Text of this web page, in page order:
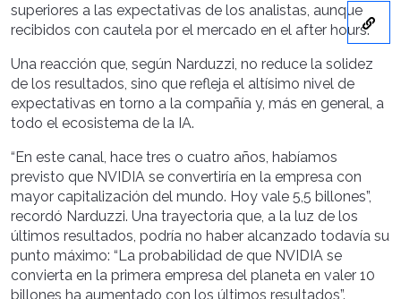
superiores a las expectativas de los analistas, aunque
recibidos con cautela por el mercado en el after hours.
Una reacción que, según Narduzzi, no reduce la solidez
de los resultados, sino que refleja el altísimo nivel de
expectativas en torno a la compañía y, más en general, a
todo el ecosistema de la IA.
“En este canal, hace tres o cuatro años, habíamos
previsto que NVIDIA se convertiría en la empresa con
mayor capitalización del mundo. Hoy vale 5,5 billones”,
recordó Narduzzi. Una trayectoria que, a la luz de los
últimos resultados, podría no haber alcanzado todavía su
punto máximo: “La probabilidad de que NVIDIA se
convierta en la primera empresa del planeta en valer 10
billones ha aumentado con los últimos resultados”.